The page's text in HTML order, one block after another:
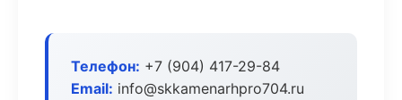
Телефон: +7 (904) 417-29-84
Email: info@skkamenarhpro704.ru